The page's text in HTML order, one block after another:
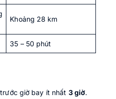
Khoảng 28 km
35 – 50 phút
giờ bay ít nhất 3 giờ.